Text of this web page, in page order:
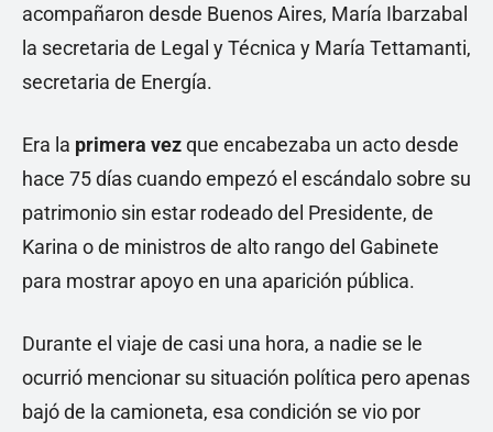
acompañaron desde Buenos Aires, María Ibarzabal
la secretaria de Legal y Técnica y María Tettamanti,
secretaria de Energía.
Era la primera vezque encabezaba un acto desde
hace 75 días cuando empezó el escándalo sobre su
patrimonio sin estar rodeado del Presidente, de
Karina o de ministros de alto rango del Gabinete
para mostrar apoyo en una aparición pública.
Durante el viaje de casi una hora, a nadie se le
ocurrió mencionar su situación política pero apenas
bajó de la camioneta, esa condición se vio por